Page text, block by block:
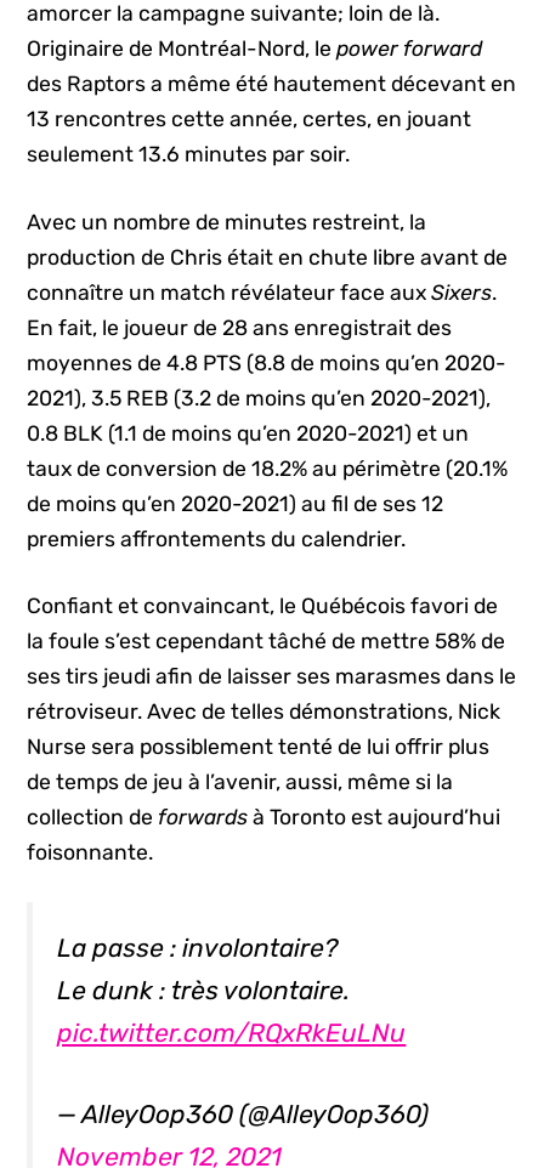
amorcer la campagne suivante; loin de là.
Originaire de Montréal-Nord, lepower forward
des Raptors a même été hautement décevant en
13 rencontres cette année, certes, en jouant
seulement 13.6 minutes par soir.
Avec un nombre de minutes restreint, la
production de Chris était en chute libre avant de
connaître un match révélateur face auxSixers.
En fait, le joueur de 28 ans enregistrait des
moyennes de 4.8 PTS (8.8 de moins qu’en 2020-
2021), 3.5 REB (3.2 de moins qu’en 2020-2021),
0.8 BLK (1.1 de moins qu’en 2020-2021) et un
taux de conversion de 18.2% au périmètre (20.1%
de moins qu’en 2020-2021) au fil de ses 12
premiers affrontements du calendrier.
Confiant et convaincant, le Québécois favori de
la foule s’est cependant tâché de mettre 58% de
ses tirs jeudi afin de laisser ses marasmes dans le
rétroviseur. Avec de telles démonstrations, Nick
Nurse sera possiblement tenté de lui offrir plus
de temps de jeu à l’avenir, aussi, même si la
collection de forwardsà Toronto est aujourd’hui
foisonnante.
La passe : involontaire?
Le dunk : très volontaire.
pic.twitter.com/RQxRkEuLNu
— AlleyOop360 (@AlleyOop360)
November 12, 2021